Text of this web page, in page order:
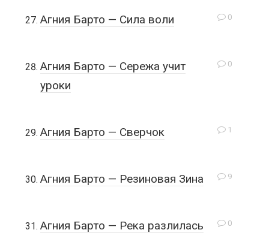
0
Агния Барто — Сила воли
0
Агния Барто — Сережа учит
уроки
1
Агния Барто — Сверчок
9
Агния Барто — Резиновая Зина
0
Агния Барто — Река разлилась